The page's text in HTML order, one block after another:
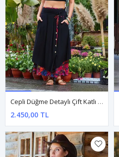
Cepli Düğme Detaylı Çift Katlı Siyah Çiçekli Etek
2.450,00 TL